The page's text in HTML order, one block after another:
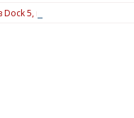
5, вижте подробности